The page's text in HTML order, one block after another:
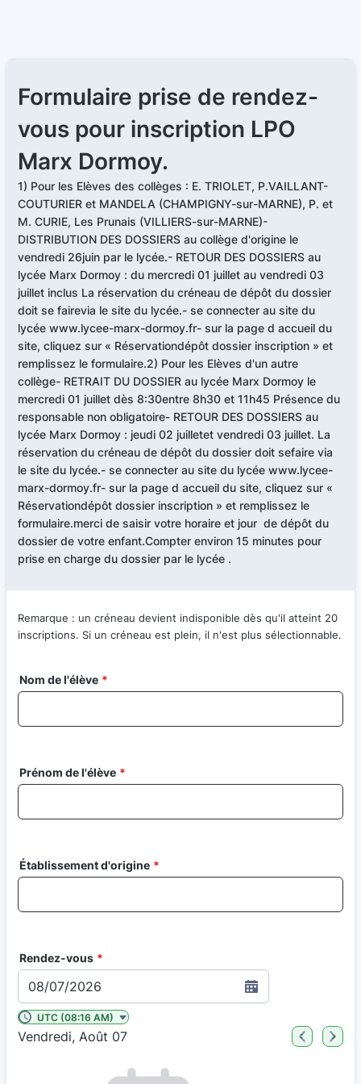
Formulaire prise de rendez-
vous pour inscription LPO
Marx Dormoy.
1) Pour les Elèves des collèges : E. TRIOLET, P.VAILLANT-
COUTURIER et MANDELA (CHAMPIGNY-sur-MARNE), P. et
M. CURIE, Les Prunais (VILLIERS-sur-MARNE)-
DISTRIBUTION DES DOSSIERS au collège d'origine le
vendredi 26juin par le lycée.- RETOUR DES DOSSIERS au
lycée Marx Dormoy : du mercredi 01 juillet au vendredi 03
juillet inclus La réservation du créneau de dépôt du dossier
doit se fairevia le site du lycée.- se connecter au site du
lycée www.lycee-marx-dormoy.fr- sur la page d accueil du
site, cliquez sur « Réservationdépôt dossier inscription » et
remplissez le formulaire.2) Pour les Elèves d'un autre
collège- RETRAIT DU DOSSIER au lycée Marx Dormoy le
mercredi 01 juillet dès 8:30entre 8h30 et 11h45 Présence du
responsable non obligatoire- RETOUR DES DOSSIERS au
lycée Marx Dormoy : jeudi 02 juilletet vendredi 03 juillet. La
réservation du créneau de dépôt du dossier doit sefaire via
le site du lycée.- se connecter au site du lycée www.lycee-
marx-dormoy.fr- sur la page d accueil du site, cliquez sur «
Réservationdépôt dossier inscription » et remplissez le
formulaire.merci de saisir votre horaire et jour de dépôt du
dossier de votre enfant.Compter environ 15 minutes pour
prise en charge du dossier par le lycée .
Remarque : un créneau devient indisponible dès qu'il atteint 20
inscriptions. Si un créneau est plein, il n'est plus sélectionnable.
Nom de l'élève *
Prénom de l'élève *
Établissement d'origine *
Rendez-vous *
08/07/2026
Vendredi, Août 07 < >
UTC (08:16 AM)